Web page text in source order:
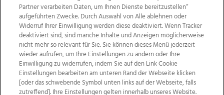
Wir über uns Mediadaten Kontakt
Jobs
Partner verarbeiten Daten, um Ihnen Dienste bereitzustellen“
aufgeführten Zwecke. Durch Auswahl von Alle ablehnen oder
Widerruf Ihrer Einwilligung werden diese deaktiviert. Wenn Tracker
deaktiviert sind, sind manche Inhalte und Anzeigen möglicherweise
nicht mehr so relevant für Sie. Sie können dieses Menü jederzeit
wieder aufrufen, um Ihre Einstellungen zu ändern oder Ihre
Einwilligung zu widerrufen, indem Sie auf den Link Cookie
Einstellungen bearbeiten am unteren Rand der Webseite klicken
[oder das schwebende Symbol unten links auf der Webseite, falls
zutreffend]. Ihre Einstellungen gelten innerhalb unseres Website.